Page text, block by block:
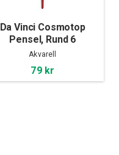
Da Vinci Cosmotop
Pensel, Rund 6
Akvarell
79 kr